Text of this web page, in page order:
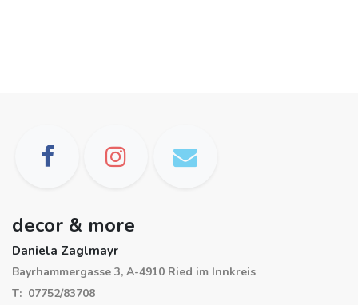
decor & more
Daniela Zaglmayr
Bayrhammergasse 3, A-4910 Ried im Innkreis
T: 07752/83708